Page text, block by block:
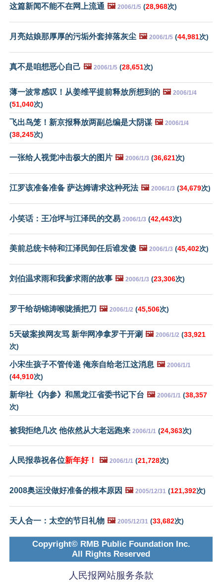
这篇新闻不能不在网上流通 🖼️ 2006/1/5 (28,968次)
月亮姑娘那厚厚的污垢外套掉落灰尘 🖼️ 2006/1/5 (44,981次)
真不是咱想恶心自己 🖼️ 2006/1/5 (28,651次)
薄一波常感叹！从姜维平提前释放所想到的 🖼️ 2006/1/4
(51,040次)
飞出鸟笼！新京报释放两副总编是大阴谋 🖼️ 2006/1/4
(38,245次)
一张给人视觉冲击极大的图片 🖼️ 2006/1/3 (36,621次)
江罗该准备准备 萨达姆请求这种死法 🖼️ 2006/1/3 (34,679次)
小笑话：王冶坪与江泽民的交易 2006/1/3 (42,443次)
美前总统卡特和江泽民卸任后谁发傻 🖼️ 2006/1/3 (45,402次)
刘伯温求雨和我爹求雨的故事 🖼️ 2006/1/3 (23,306次)
罗干给胡锦涛喉咙插把刀 🖼️ 2006/1/2 (45,506次)
5天破案挨网友骂 新华网净拿罗干开涮 🖼️ 2006/1/2 (33,921
次)
小宋生孩子不管传递 俺亲自给老江这消息 🖼️ 2006/1/1
(44,910次)
新华社《内参》和黑龙江省委书记下台 🖼️ 2006/1/1 (38,357
次)
被我拒绝几次 他依然从大老远跑来 2006/1/1 (24,363次)
人民报恭祝各位新年好！ 🖼️ 2006/1/1 (21,728次)
2008奥运没做好准备的根本原因 🖼️ 2005/12/31 (121,392次)
天人合一：太空的节日礼物 🖼️ 2005/12/31 (33,682次)
Copyright© RMB Public Foundation Inc.
All Rights Reserved
人民报网站服务条款